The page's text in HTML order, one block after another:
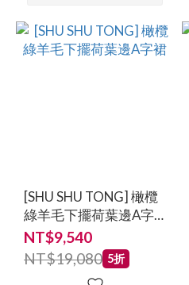
[SHU SHU TONG] 橄欖
綠羊毛下擺荷葉邊A字
裙
NT$9,540
NT$19,080 5折